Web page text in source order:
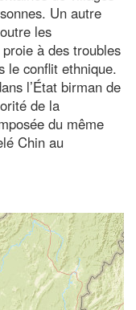
Un autre
les
à des troubles
le conflit ethnique.
l’État birman de
de la
du même
Chin au